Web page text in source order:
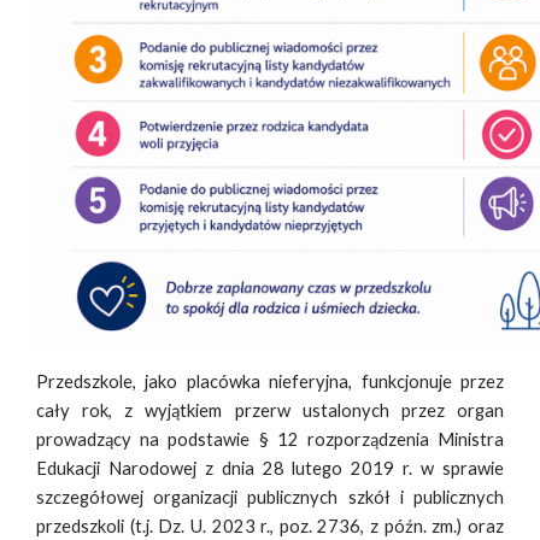
Przedszkole, jako placówka nieferyjna, funkcjonuje przez
cały rok, z wyjątkiem przerw ustalonych przez organ
prowadzący na podstawie § 12 rozporządzenia Ministra
Edukacji Narodowej z dnia 28 lutego 2019 r. w sprawie
szczegółowej organizacji publicznych szkół i publicznych
przedszkoli (t.j. Dz. U. 2023 r., poz. 2736, z późn. zm.) oraz